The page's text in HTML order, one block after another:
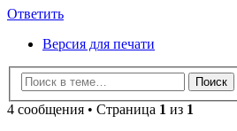
Ответить
Версия для печати
Поиск
4 сообщения • Страница 1 из 1